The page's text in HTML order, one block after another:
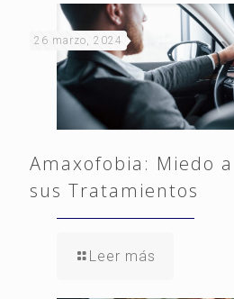
26 marzo, 2024
Amaxofobia: Miedo
sus Tratamientos
Leer más